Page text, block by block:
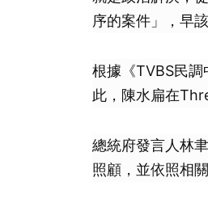
序的案件」，早
根據《TVBS民
此，陳水扁在
總統府發言人林
照顧，並依照相